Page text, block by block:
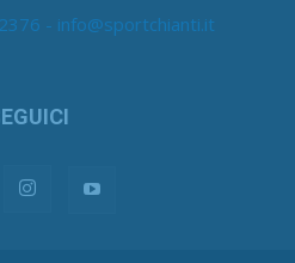
- info@sportchianti.it